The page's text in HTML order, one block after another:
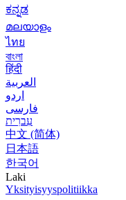
ಕನ್ನಡ
മലയാളം
ไทย
বাংলা
हिंदी
العربية
اردو
فارسی
עִברִית
中文 (简体)
日本語
한국어
Laki
Yksityisyyspolitiikka